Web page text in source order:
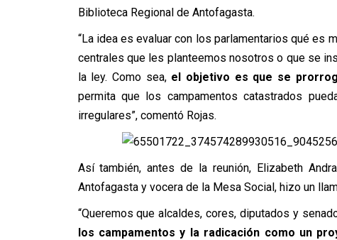
Biblioteca Regional de Antofagasta.
“La idea es evaluar con los parlamentarios qué es
centrales que les planteemos nosotros o que se
la ley. Como sea, el objetivo es que se
permita que los campamentos catastrados
irregulares”, comentó Rojas.
Así también, antes de la reunión, Elizabeth
Antofagasta y vocera de la Mesa Social, hizo un
“Queremos que alcaldes, cores, diputados y
los campamentos y la radicación como un